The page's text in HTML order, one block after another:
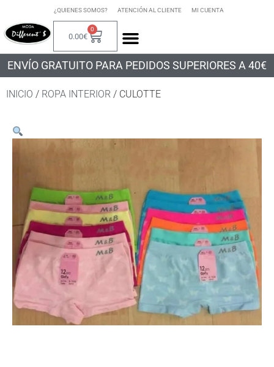
¿QUIENES SOMOS? ATENCIÓN AL CLIENTE MI CUENTA
0.00€
0
ENVÍO GRATUITO PARA PEDIDOS SUPERIORES A 40€
INICIO / ROPA INTERIOR / CULOTTE